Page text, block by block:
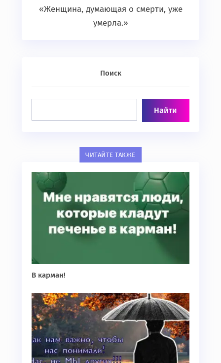
«Женщина, думающая о смерти, уже
умерла.»
Поиск
ЧИТАЙТЕ ТАКЖЕ
В карман!